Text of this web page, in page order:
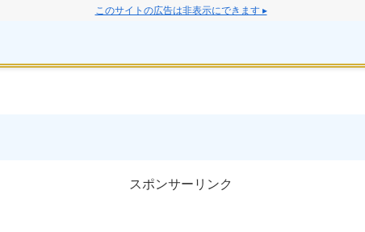
このサイトの広告は非表示にできます ▸
スポンサーリンク